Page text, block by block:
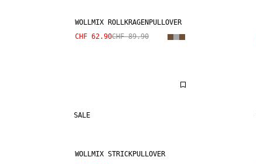
WOLLMIX ROLLKRAGENPULLOVER
CHF 62.90CHF 89.90
SALE
WOLLMIX STRICKPULLOVER